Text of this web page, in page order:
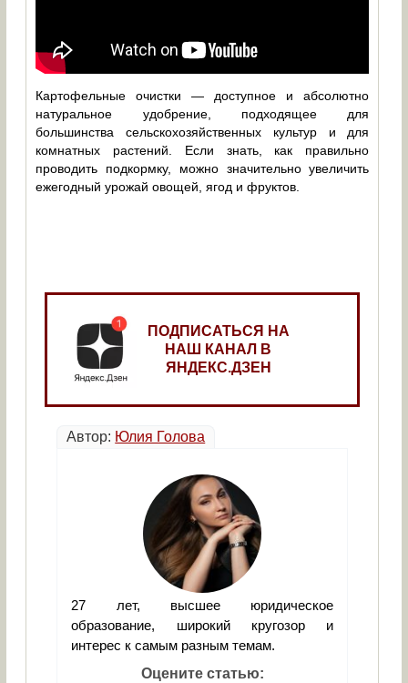
Картофельные очистки — доступное и абсолютно
натуральное удобрение, подходящее для
большинства сельскохозяйственных культур и для
комнатных растений. Если знать, как правильно
проводить подкормку, можно значительно увеличить
ежегодный урожай овощей, ягод и фруктов.
ПОДПИСАТЬСЯ НА
НАШ КАНАЛ В
ЯНДЕКС.ДЗЕН
Автор: Юлия Голова
27 лет, высшее юридическое
образование, широкий кругозор и
интерес к самым разным темам.
Оцените статью: